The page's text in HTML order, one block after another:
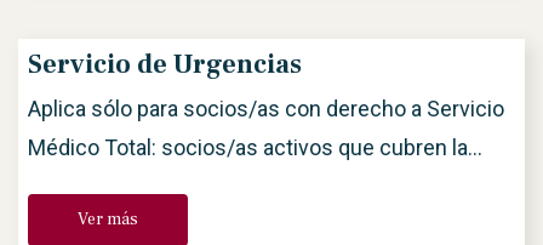
días de trabajo. Esto te permitirá hacer tus
cambios de calidad sindical y acceder más
beneficios como la […]
Servicio de Urgencias
Aplica sólo para socios/as con derecho a Servicio
Médico Total: socios/as activos que cubren la
URGENCIA MÉDICA puedes acudir al Hospital:
Ver más